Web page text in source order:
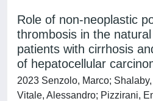
Role of non-neoplastic
thrombosis in the
patients with cirrhosis
of hepatocellular
2023 Senzolo, Marco;
Vitale, Alessandro; Pizzirani,